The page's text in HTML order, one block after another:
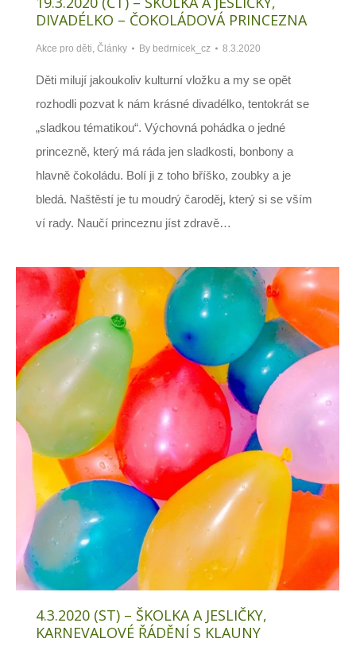
DIVADÉLKO – ČOKOLÁDOVÁ PRINCEZNA
Akce pro děti, Články By bedrnicek_cz 8.3.2020
Děti milují jakoukoliv kulturní vložku a my se opět
rozhodli pozvat k nám krásné divadélko, tentokrát se
„sladkou tématikou“. Výchovná pohádka o jedné
princezně, který má ráda jen sladkosti, bonbony a
hlavně čokoládu. Bolí ji z toho bříško, zoubky a je
bledá. Naštěstí je tu moudrý čaroděj, který si se vším
ví rady. Naučí princeznu jíst zdravě…
4.3.2020 (ST) – ŠKOLKA A JESLIČKY,
KARNEVALOVÉ ŘÁDĚNÍ S KLAUNY